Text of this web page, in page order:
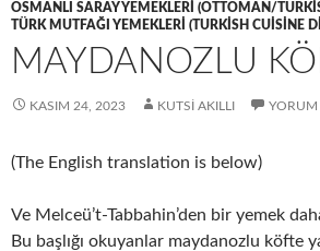
OSMANLI SARAY YEMEKLERI (OTTOMAN/
TÜRK MUTFAĞI YEMEKLERI (TURKISH CUISINE
MAYDANOZLU
KASIM 24, 2023 KUTSI AKILLI YORUM
(The English translation is below)
Ve Melceü’t-Tabbahin’den bir yemek
Bu başlığı okuyanlar maydanozlu köfte